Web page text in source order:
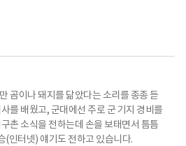
곰이나 돼지를 닮았다는 소리를 종종 듣
를 배웠고, 군대에선 주로 군 기지 경비를
촌 소식을 전하는데 손을 보태면서 틈틈
(인터넷) 얘기도 전하고 있습니다.